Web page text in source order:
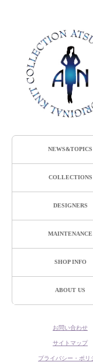
NEWS&TOPICS
COLLECTIONS
DESIGNERS
MAINTENANCE
SHOP INFO
ABOUT US
お問い合わせ
サイトマップ
プライバシー・ポリ